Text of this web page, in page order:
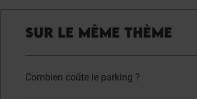
SUR LE MÊME THÈME
Combien coûte le parking ?